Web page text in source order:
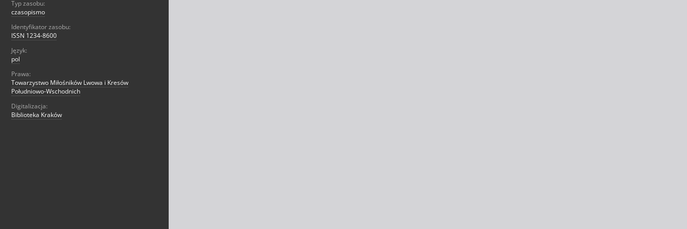
Typ zasobu:
czasopismo
Identyfikator zasobu:
ISSN 1234-8600
Język:
pol
Prawa:
Towarzystwo Miłośników Lwowa i Kresów
Południowo-Wschodnich
Digitalizacja:
Biblioteka Kraków